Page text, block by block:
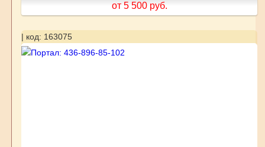
от 5 500 руб.
| код: 163075